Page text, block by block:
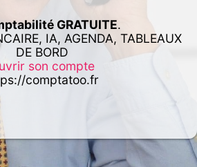
GRATUITE.
IA, AGENDA, TABLEAUX
DE BORD
son compte
comptatoo.fr